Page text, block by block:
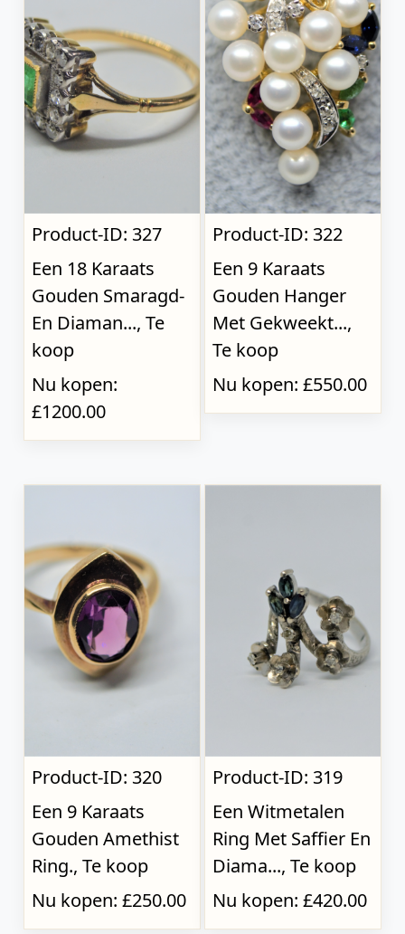
Product-ID: 327
Een 18 Karaats
Gouden Smaragd-
En Diaman..., Te
koop
Nu kopen:
£1200.00
Product-ID: 322
Een 9 Karaats
Gouden Hanger
Met Gekweekt...,
Te koop
Nu kopen: £550.00
Product-ID: 320
Een 9 Karaats
Gouden Amethist
Ring., Te koop
Nu kopen: £250.00
Product-ID: 319
Een Witmetalen
Ring Met Saffier En
Diama..., Te koop
Nu kopen: £420.00